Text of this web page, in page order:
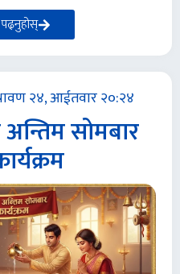
पढ्नुहोस्
२४, आईतवार २०:२४
सोमबार